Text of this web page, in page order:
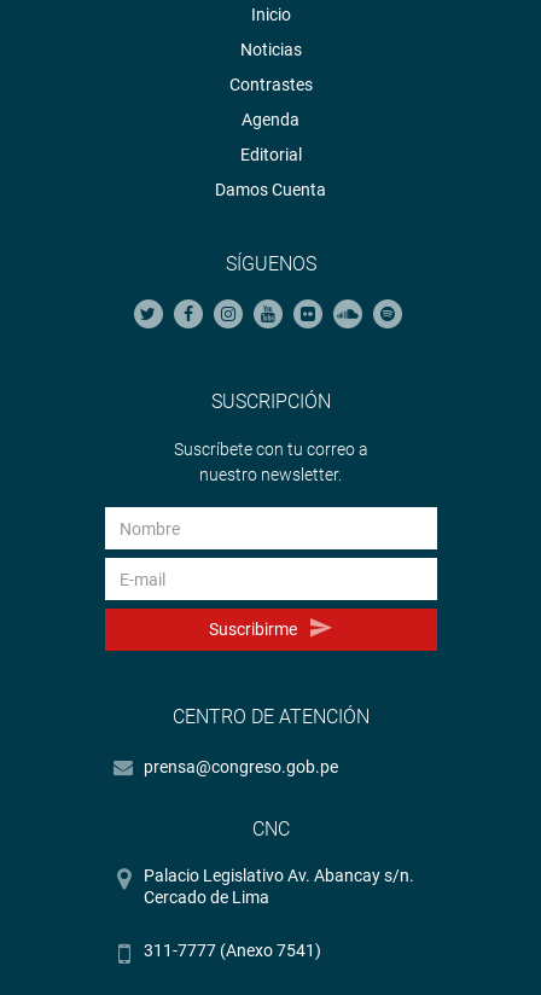
Inicio
Noticias
Contrastes
Agenda
Editorial
Damos Cuenta
SÍGUENOS
SUSCRIPCIÓN
Suscríbete con tu correo a
nuestro newsletter.
Suscribirme
CENTRO DE ATENCIÓN
prensa@congreso.gob.pe
CNC
Palacio Legislativo Av. Abancay s/n.
Cercado de Lima
311-7777 (Anexo 7541)